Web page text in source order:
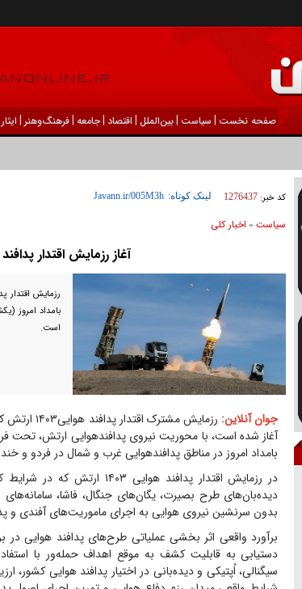
صفحه نخست | سیاست |بين‌الملل | اقتصاد |جامعه |فرهنگ‌و‌هنر |
کد خبر: 1276437 لینک کوتاه:
سیاست» اخبار کلی
آغاز رزمایش اقتدار پدافند هوایی
است.
جوان آنلاین:
رزمایش
آغاز شده است، با محوریت نیروی پدافندهوایی ارتش، تحت
بامداد امروز در مناطق پدافندهوایی غرب و شمال در فردو و
در رزمایش اقتدار پدافند
دیده‌بان‌های طرح بصیرت، یگان‌های جنگال، فاشا،
بدون سرنشین نیروی هوایی به اجرای ماموریت‌های آفندی و
برآورد واقعی اثر بخشی عملیاتی طرح‌های پدافند هوایی در
دستیابی به قابلیت کشف به موقع اهداف حمله‌ور با
سیگنالی، اُپتیکی و دیده‌بانی در اختیار پدافند هوایی کشور،